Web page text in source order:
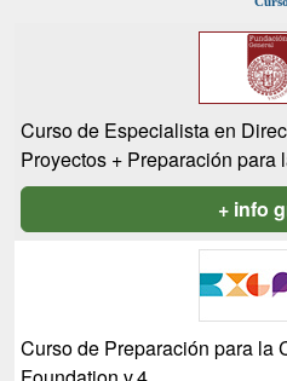
Curso de Especialista en
Proyectos + Preparación para
+ info
Curso de Preparación para la